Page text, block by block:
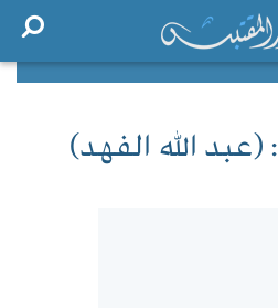
: (عبد الله الفهد)